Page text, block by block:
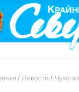
Новости Чукотка